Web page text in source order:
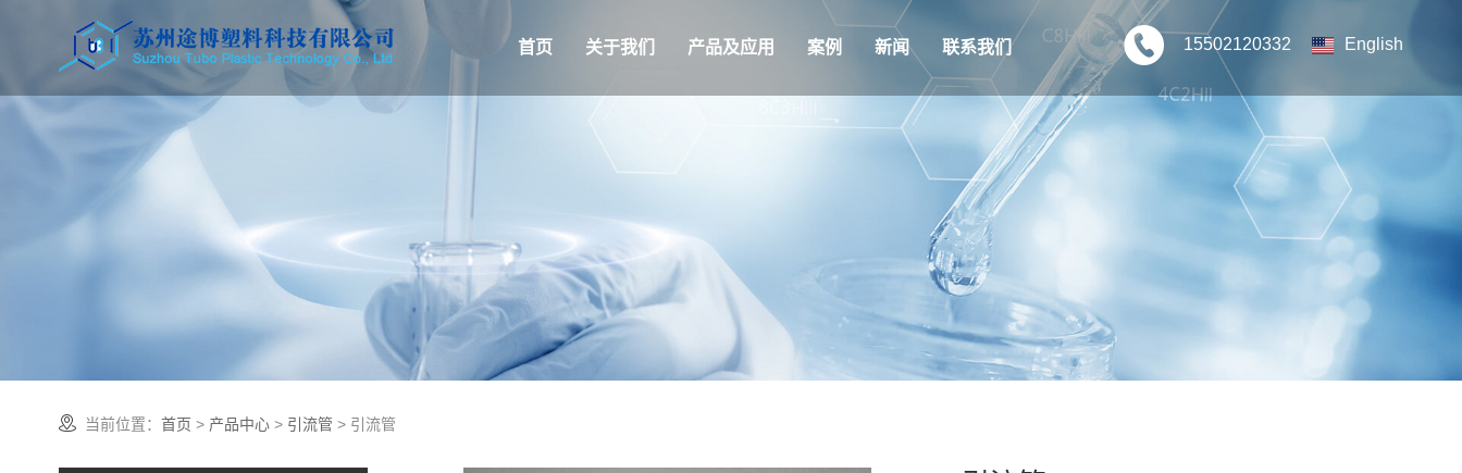
首页 关于我们 产品及应用 案例 新闻 联系我们 15502120332 English
当前位置： 首页 > 产品中心> 引流管 > 引流管